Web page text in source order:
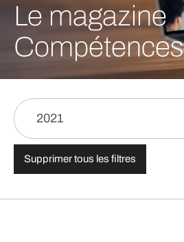
Le magazine
Compétences
2021
Supprimer tous les filtres